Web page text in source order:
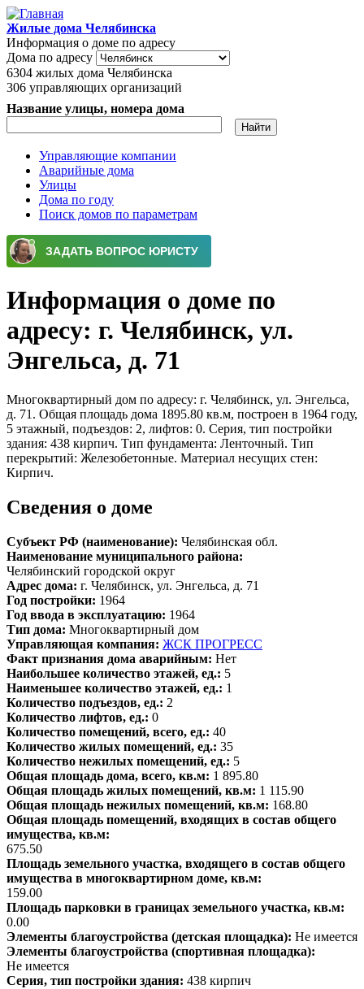
Перейти к основному содержанию
Жилые дома Челябинска
Информация о доме по адресу
Дома по адресу
6304 жилых дома Челябинска
306 управляющих организаций
Название улицы, номера дома
Главное меню
Управляющие компании
Аварийные дома
Улицы
Дома по году
Поиск домов по параметрам
Информация о доме по
адресу: г. Челябинск, ул.
Энгельса, д. 71
Многоквартирный дом по адресу: г. Челябинск, ул. Энгельса,
д. 71. Общая площадь дома 1895.80 кв.м, построен в 1964 году,
5 этажный, подъездов: 2, лифтов: 0. Серия, тип постройки
здания: 438 кирпич. Тип фундамента: Ленточный. Тип
перекрытий: Железобетонные. Материал несущих стен:
Кирпич.
Сведения о доме
Субъект РФ (наименование): Челябинская обл.
Наименование муниципального района:
Челябинский городской округ
Адрес дома: г. Челябинск, ул. Энгельса, д. 71
Год постройки: 1964
Год ввода в эксплуатацию: 1964
Тип дома: Многоквартирный дом
Управляющая компания: ЖСК ПРОГРЕСС
Факт признания дома аварийным: Нет
Наибольшее количество этажей, ед.: 5
Наименьшее количество этажей, ед.: 1
Количество подъездов, ед.: 2
Количество лифтов, ед.: 0
Количество помещений, всего, ед.: 40
Количество жилых помещений, ед.: 35
Количество нежилых помещений, ед.: 5
Общая площадь дома, всего, кв.м: 1 895.80
Общая площадь жилых помещений, кв.м: 1 115.90
Общая площадь нежилых помещений, кв.м: 168.80
Общая площадь помещений, входящих в состав общего
имущества, кв.м:
675.50
Площадь земельного участка, входящего в состав общего
имущества в многоквартирном доме, кв.м:
159.00
Площадь парковки в границах земельного участка, кв.м:
0.00
Элементы благоустройства (детская площадка): Не имеется
Элементы благоустройства (спортивная площадка):
Не имеется
Серия, тип постройки здания: 438 кирпич